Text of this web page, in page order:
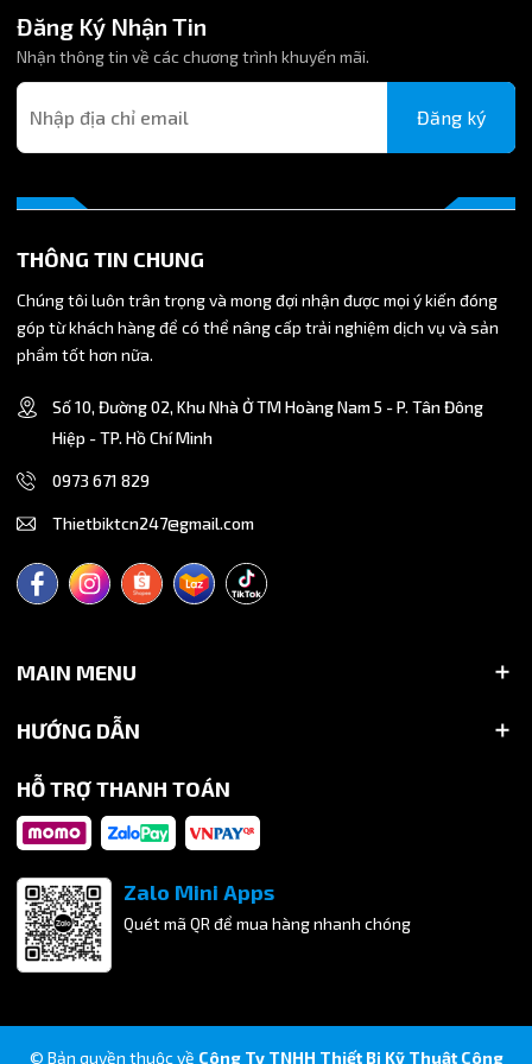
Tư vấn chọn size phù hợp cho từng nhu cầu cụ thể.
Giao hàng nhanh toàn quốc.
Mua hàng trực tiếp: Số nhà 10, đường số 2, khu nhà ở
thương mại Hoàng Nam 5, KP. Tân Hiệp, P. Tân Đông Hiệp, TP.
Ngoài size 35mm, bạn có thể tham khảo thêm:
Núm nhựa hít kính đầu gài size 20mm
Núm nhựa hít kính đầu gài size 25mm
Núm nhựa hít kính đầu gài size 30mm
Núm nhựa hít kính đầu gài size 45mm
Núm nhựa hít kính đầu gài size 50mm
Đăng Ký Nhận Tin
Nhận thông tin về các chương trình khuyến mãi.
Đăng ký
THÔNG TIN CHUNG
Chúng tôi luôn trân trọng và mong đợi nhận được mọi ý kiến đóng
góp từ khách hàng để có thể nâng cấp trải nghiệm dịch vụ và sản
phẩm tốt hơn nữa.
Số 10, Đường 02, Khu Nhà Ở TM Hoàng Nam 5 - P. Tân Đông
Hiệp - TP. Hồ Chí Minh
0973 671 829
Thietbiktcn247@gmail.com
MAIN MENU
HƯỚNG DẪN
HỖ TRỢ THANH TOÁN
Zalo Mini Apps
Quét mã QR để mua hàng nhanh chóng
© Bản quyền thuộc về Công Ty TNHH Thiết Bị Kỹ Thuật Công